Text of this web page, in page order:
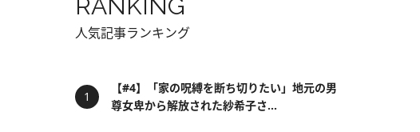
RANKING
人気記事ランキング
【#4】「家の呪縛を断ち切りたい」地元の男
尊女卑から解放された紗希子さ...